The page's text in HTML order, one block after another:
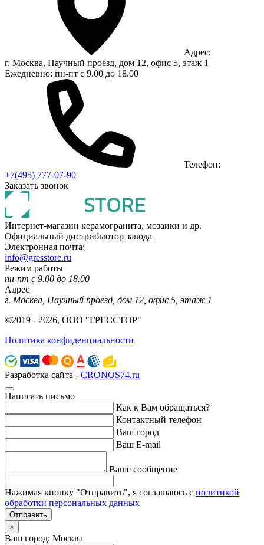
Адрес:
г. Москва, Научный проезд, дом 12, офис 5, этаж 1
Ежедневно: пн-пт с 9.00 до 18.00
Телефон:
+7(495) 777-07-90
Заказать звонок
Интернет-магазин керамогранита, мозаики и др.
Официальный дистрибьютор завода
Электронная почта:
info@gresstore.ru
Режим работы
пн-пт с 9.00 до 18.00
Адрес
г. Москва, Научный проезд, дом 12, офис 5, этаж 1
©2019 - 2026, ООО "ГРЕССТОР"
Политика конфиденциальности
Разработка сайта - CRONOS74.ru
Написать письмо
Как к Вам обращаться?
Контактный телефон
Ваш город
Ваш E-mail
Ваше сообщение
Нажимая кнопку "Отправить", я соглашаюсь с политикой
обработки персональных данных
Отправить
×
Ваш город: Москва